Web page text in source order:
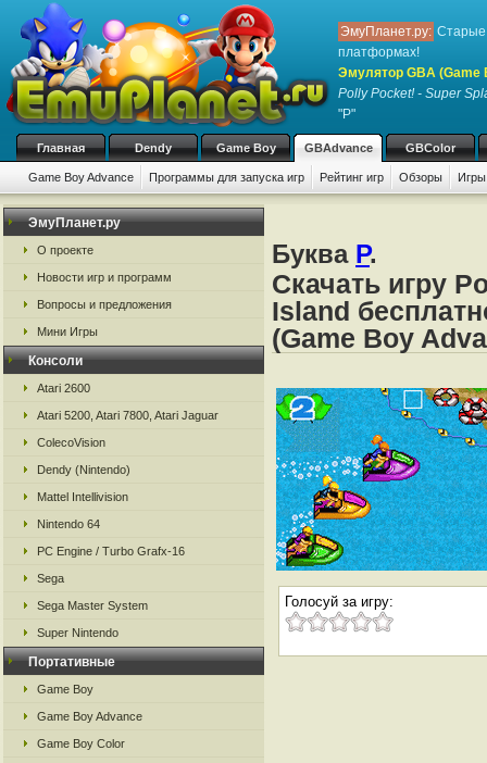
ЭмуПланет.ру: Старые
платформах!
Эмулятор GBA (Game
Polly Pocket! - Super
"P"
Главная Dendy Game Boy GBAdvance GBColor
Game Boy Advance Программы для запуска игр Рейтинг игр Обзоры
ЭмуПланет.ру
О проекте
Новости игр и программ
Вопросы и предложения
Мини Игры
Консоли
Atari 2600
Atari 5200, Atari 7800, Atari Jaguar
ColecoVision
Dendy (Nintendo)
Mattel Intellivision
Nintendo 64
PC Engine / Turbo Grafx-16
Sega
Sega Master System
Super Nintendo
Портативные
Game Boy
Game Boy Advance
Game Boy Color
Буква P.
Скачать игру
Island
(Game Boy
Голосуй за игру: